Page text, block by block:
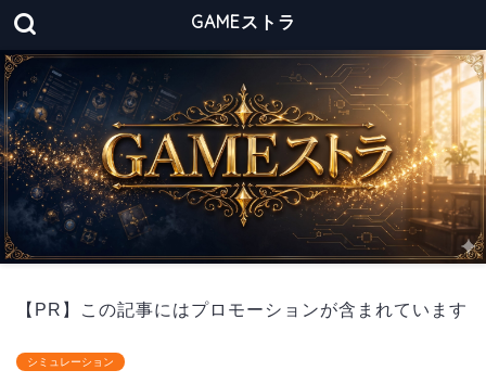
GAMEストラ
【PR】この記事にはプロモーションが含まれています
シミュレーション